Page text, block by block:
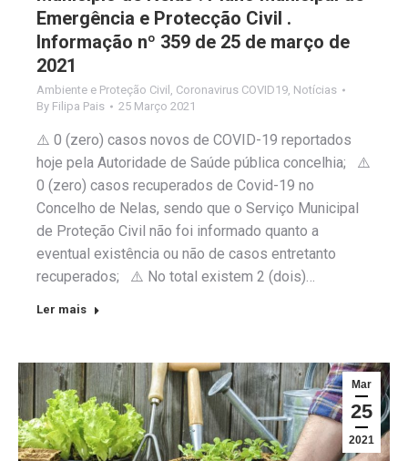
Emergência e Protecção Civil .
Informação nº 359 de 25 de março de
2021
Ambiente e Proteção Civil , Coronavirus COVID19, Notícias
By Filipa Pais 25 Março 2021
⚠️ 0 (zero) casos novos de COVID-19 reportados
hoje pela Autoridade de Saúde pública concelhia; ⚠️
0 (zero) casos recuperados de Covid-19 no
Concelho de Nelas, sendo que o Serviço Municipal
de Proteção Civil não foi informado quanto a
eventual existência ou não de casos entretanto
recuperados; ⚠️ No total existem 2 (dois)…
Ler mais
Mar
25
2021